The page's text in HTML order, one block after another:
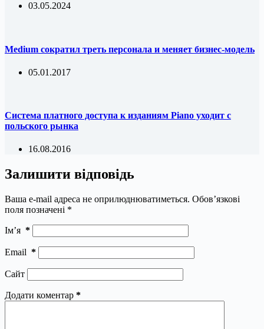
03.05.2024
Medium сократил треть персонала и меняет бизнес-модель
05.01.2017
Система платного доступа к изданиям Piano уходит с
польского рынка
16.08.2016
Залишити відповідь
Ваша e-mail адреса не оприлюднюватиметься. Обов’язкові
поля позначені *
Ім’я *
Email *
Сайт
Додати коментар *